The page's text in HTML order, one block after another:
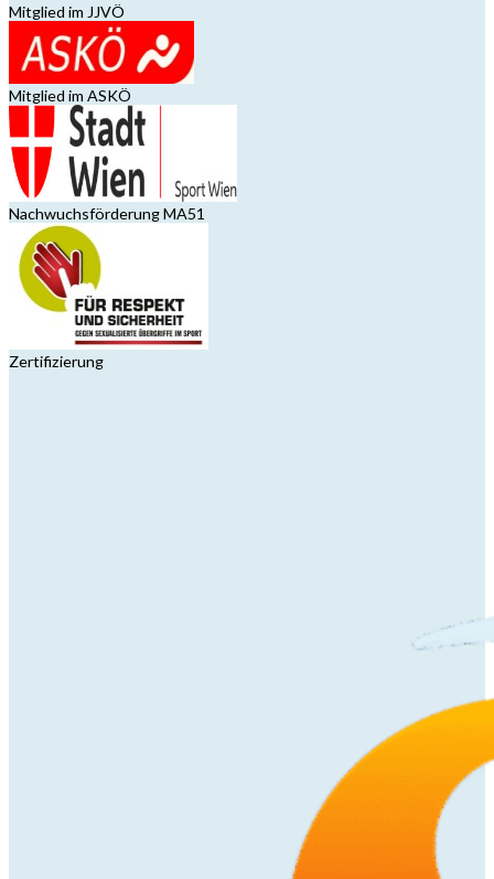
Mitglied im JJVÖ
Mitglied im ASKÖ
Nachwuchsförderung MA51
Zertifizierung